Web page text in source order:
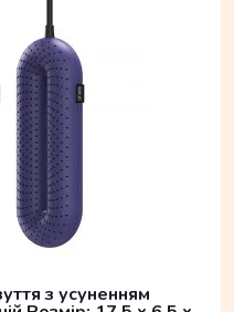
з усуненням